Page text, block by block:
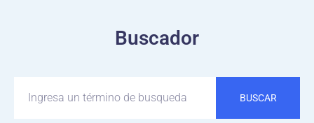
Buscador
BUSCAR